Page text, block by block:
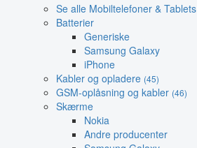
Se alle Mobiltelefoner & Tablets
Batterier
Generiske
Samsung Galaxy
iPhone
Kabler og opladere (45)
GSM-oplåsning og kabler (46)
Skærme
Nokia
Andre producenter